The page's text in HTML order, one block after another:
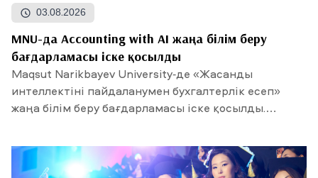
03.08.2026
MNU-да Accounting with AI жаңа білім беру
бағдарламасы іске қосылды
Maqsut Narikbayev University-де «Жасанды
интеллектіні пайдаланумен бухгалтерлік есеп»
жаңа білім беру бағдарламасы іске қосылды.